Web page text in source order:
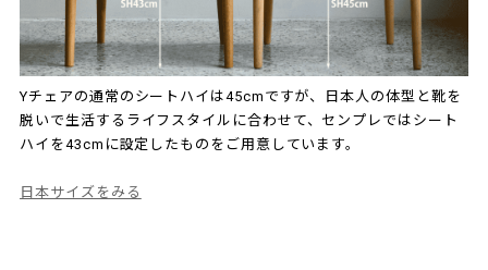
Yチェアの通常のシートハイは45cmですが、日本人の体型と靴を
脱いで生活するライフスタイルに合わせて、センプレではシート
ハイを43cmに設定したものをご用意しています。
日本サイズをみる